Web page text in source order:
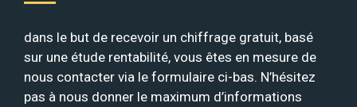
dans le but de recevoir un chiffrage gratuit, basé
sur une étude rentabilité, vous êtes en mesure de
nous contacter via le formulaire ci-bas. N’hésitez
pas à nous donner le maximum d’informations